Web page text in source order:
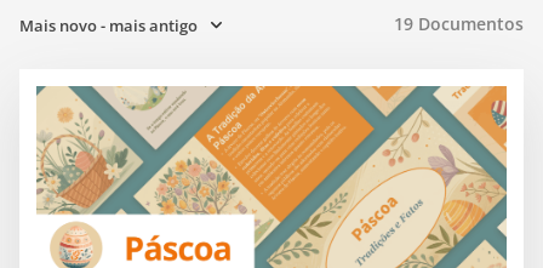
Mais novo - mais antigo 19 Documentos